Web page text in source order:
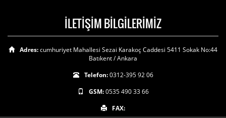
İLETİŞİM BİLGİLERİMİZ
Adres:cumhuriyet Mahallesi Sezai Karakoç Caddesi 5411 Sokak No:44
Batıkent / Ankara
Telefon:0312-395 92 06
GSM:0535 490 33 66
FAX: